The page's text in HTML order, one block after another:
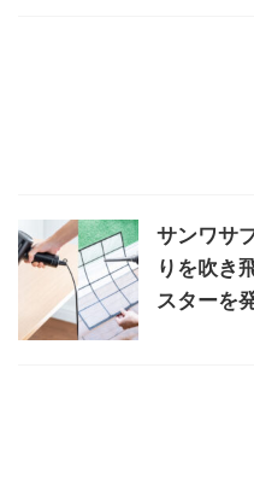
サンワサ
りを吹き
スターを